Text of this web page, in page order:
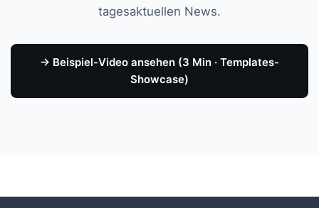
tagesaktuellen News.
→ Beispiel-Video ansehen (3 Min · Templates-
Showcase)